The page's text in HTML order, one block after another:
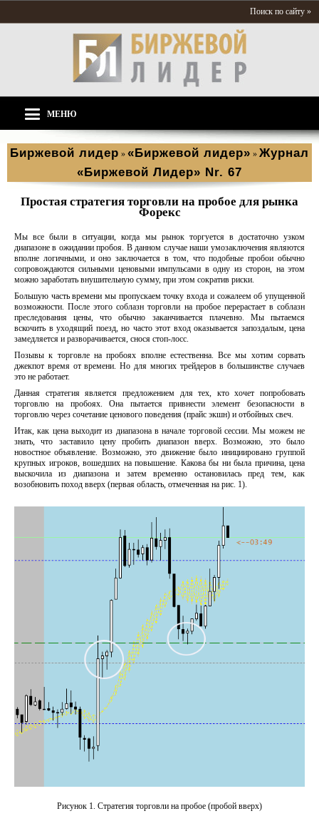
Поиск по сайту »
МЕНЮ
Биржевой лидер » «Биржевой лидер» » Журнал
«Биржевой Лидер» Nr. 67
Простая стратегия торговли на пробое для рынка
Форекс
Мы все были в ситуации, когда мы рынок торгуется в достаточно узком
диапазоне в ожидании пробоя. В данном случае наши умозаключения являются
вполне логичными, и оно заключается в том, что подобные пробои обычно
сопровождаются сильными ценовыми импульсами в одну из сторон, на этом
можно заработать внушительную сумму, при этом сократив риски.
Большую часть времени мы пропускаем точку входа и сожалеем об упущенной
возможности. После этого соблазн торговли на пробое перерастает в соблазн
преследования цены, что обычно заканчивается плачевно. Мы пытаемся
вскочить в уходящий поезд, но часто этот вход оказывается запоздалым, цена
замедляется и разворачивается, снося стоп-лосс.
Позывы к торговле на пробоях вполне естественна. Все мы хотим сорвать
джекпот время от времени. Но для многих трейдеров в большинстве случаев
это не работает.
Данная стратегия является предложением для тех, кто хочет попробовать
торговлю на пробоях. Она пытается привнести элемент безопасности в
торговлю через сочетание ценового поведения (прайс экшн) и отбойных свеч.
Итак, как цена выходит из диапазона в начале торговой сессии. Мы можем не
знать, что заставило цену пробить диапазон вверх. Возможно, это было
новостное объявление. Возможно, это движение было инициировано группой
крупных игроков, вошедших на повышение. Какова бы ни была причина, цена
выскочила из диапазона и затем временно остановилась пред тем, как
возобновить поход вверх (первая область, отмеченная на рис. 1).
Рисунок 1. Стратегия торговли на пробое (пробой вверх)